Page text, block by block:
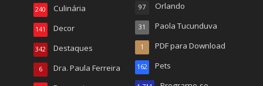
Culinária
240
Decor
141
Destaques
342
Dra. Paula Ferreira
6
Orlando
97
Paola Tucunduva
31
PDF para Download
1
Pets
162